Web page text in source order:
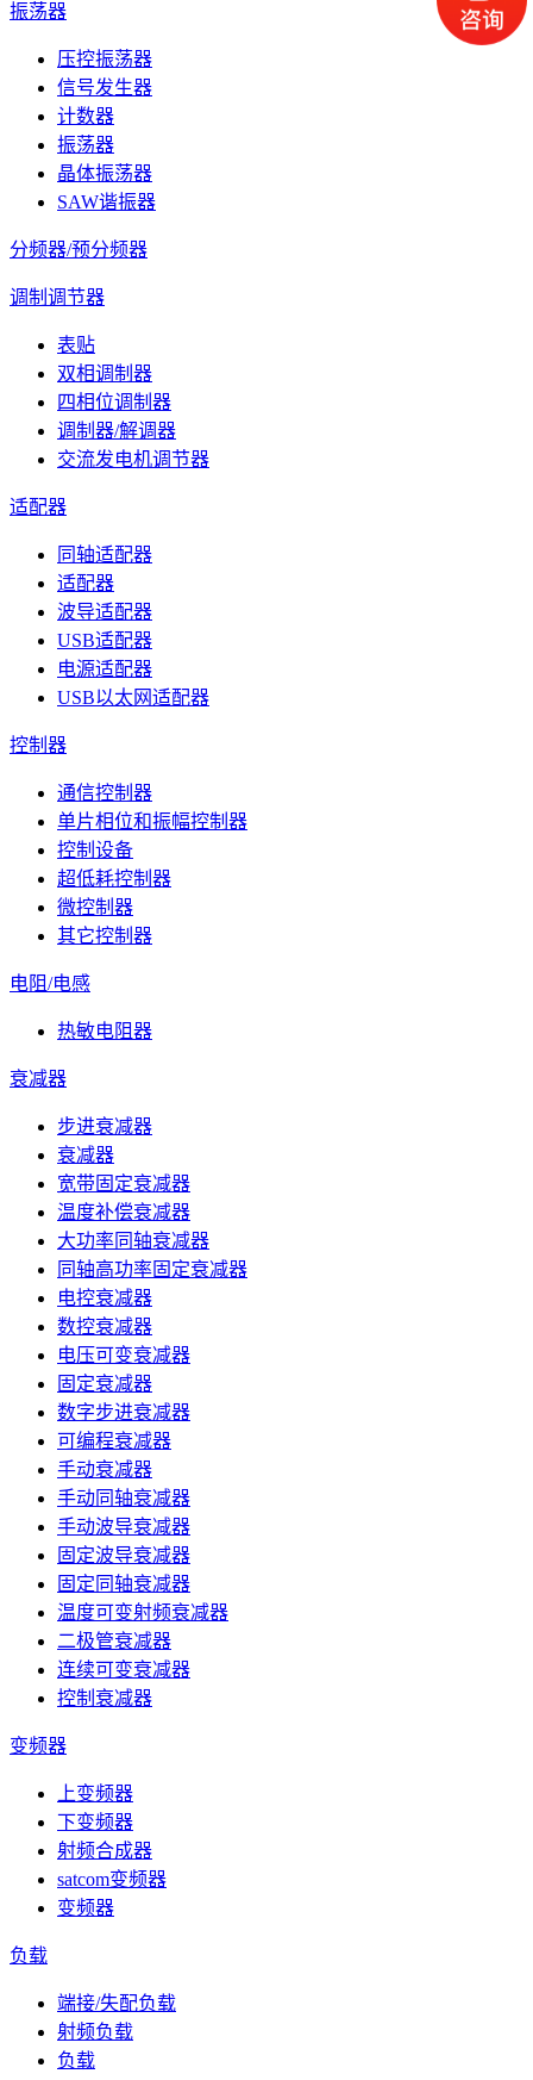
振荡器
压控振荡器
信号发生器
计数器
振荡器
晶体振荡器
SAW谐振器
分频器/预分频器
调制调节器
表贴
双相调制器
四相位调制器
调制器/解调器
交流发电机调节器
适配器
同轴适配器
适配器
波导适配器
USB适配器
电源适配器
USB以太网适配器
控制器
通信控制器
单片相位和振幅控制器
控制设备
超低耗控制器
微控制器
其它控制器
电阻/电感
热敏电阻器
衰减器
步进衰减器
衰减器
宽带固定衰减器
温度补偿衰减器
大功率同轴衰减器
同轴高功率固定衰减器
电控衰减器
数控衰减器
电压可变衰减器
固定衰减器
数字步进衰减器
可编程衰减器
手动衰减器
手动同轴衰减器
手动波导衰减器
固定波导衰减器
固定同轴衰减器
温度可变射频衰减器
二极管衰减器
连续可变衰减器
控制衰减器
变频器
上变频器
下变频器
射频合成器
satcom变频器
变频器
负载
端接/失配负载
射频负载
负载